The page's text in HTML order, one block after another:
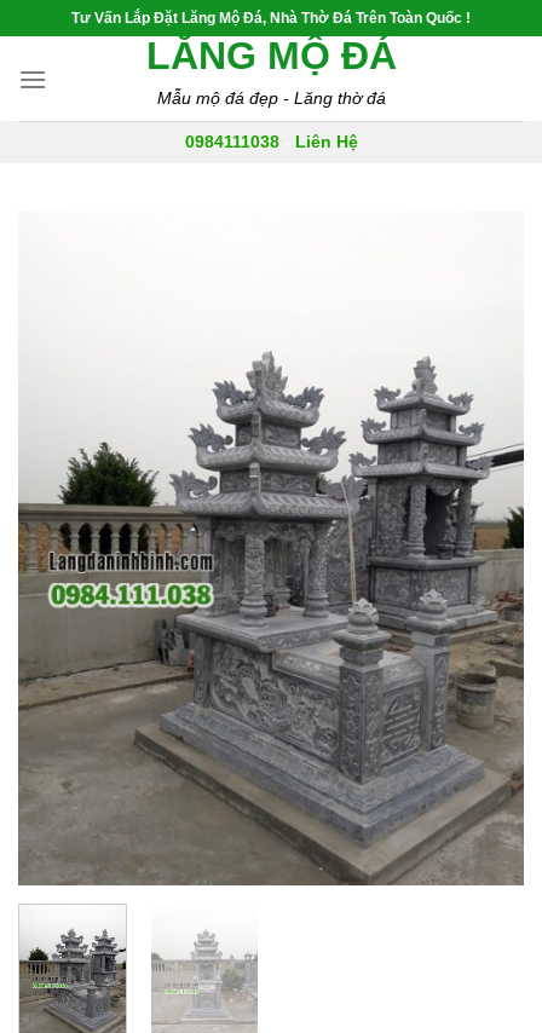
content
Tư Vấn Lắp Đặt Lăng Mộ Đá, Nhà Thờ Đá Trên Toàn Quốc !
LĂNG MỘ ĐÁ
Mẫu mộ đá đẹp - Lăng thờ đá
0984111038- Liên Hệ